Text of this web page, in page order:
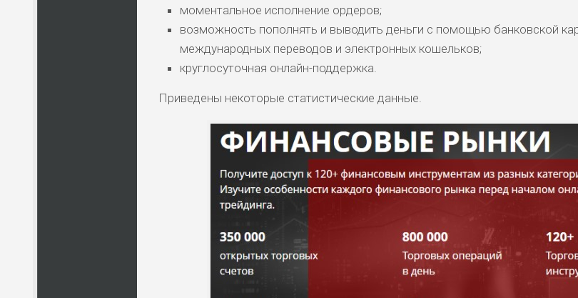
моментальное исполнение ордеров;
возможность пополнять и выводить деньги с помощью банковской
международных переводов и электронных кошельков;
круглосуточная онлайн-поддержка.
Приведены некоторые статистические данные.